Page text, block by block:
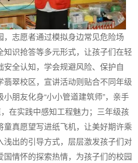
志愿者通过模拟身边常见危险场
知识抢答等多元形式，让孩子们在轻
全认知，学会规避风险、保护自
翡翠校区，宣讲活动则贴合不同年级
朋友化身“小小管道建筑师”，亲手
在实践中感知工程魅力；三年级孩
真愿望写进纸飞机，让美好期许乘
浅出的引导方式，层层激发孩子们对
国情怀的探索热情，为孩子们的校园